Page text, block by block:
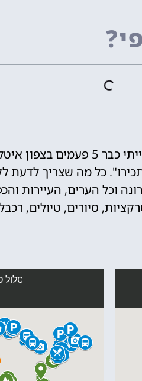
לירון המומחה לצפון איטליה -
כל מה שצריך לדעת
וכל הערים, העיירות
סיורים, טיולים,